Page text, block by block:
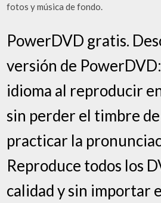
fotos y música de fondo.
PowerDVD gratis.
versión de
idioma al reproducir
sin perder el timbre de
practicar la
Reproduce todos los
calidad y sin importar